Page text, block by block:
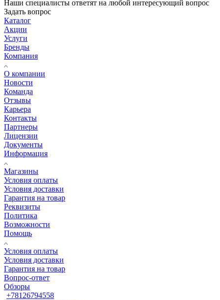
Наши специалисты ответят на любой интересующий вопрос
Задать вопрос
Каталог
Акции
Услуги
Бренды
Компания
О компании
Новости
Команда
Отзывы
Карьера
Контакты
Партнеры
Лицензии
Документы
Информация
Магазины
Условия оплаты
Условия доставки
Гарантия на товар
Реквизиты
Политика
Возможности
Помощь
Условия оплаты
Условия доставки
Гарантия на товар
Вопрос-ответ
Обзоры
+78126794558